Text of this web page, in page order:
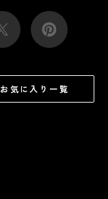
お気に入り一覧